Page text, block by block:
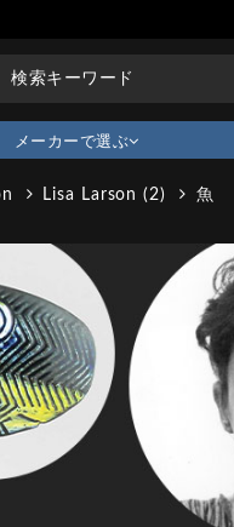
メーカーで選ぶ
Lisa Larson (2) 魚